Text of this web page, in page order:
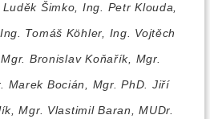
Šimko, Ing. Petr Klouda,
Tomáš Köhler, Ing. Vojtěch
Bronislav Koňařík, Mgr.
Marek Bocián, Mgr. PhD. Jiří
Mgr. Vlastimil Baran, MUDr.